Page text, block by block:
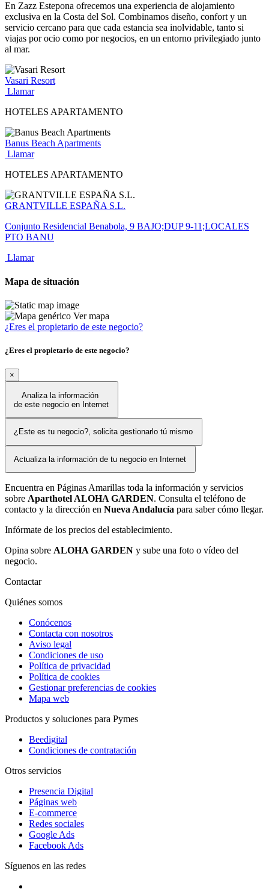
En Zazz Estepona ofrecemos una experiencia de alojamiento
exclusiva en la Costa del Sol. Combinamos diseño, confort y un
servicio cercano para que cada estancia sea inolvidable, tanto si
viajas por ocio como por negocios, en un entorno privilegiado junto
al mar.
Vasari Resort
Llamar
HOTELES APARTAMENTO
Banus Beach Apartments
Llamar
HOTELES APARTAMENTO
GRANTVILLE ESPAÑA S.L.
Conjunto Residencial Benabola, 9 BAJO;DUP 9-11;LOCALES
PTO BANU
Llamar
Mapa de situación
Ver mapa
¿Eres el propietario de este negocio?
¿Eres el propietario de este negocio?
×
Analiza la información
de este negocio en Internet
¿Este es tu negocio?, solicita gestionarlo tú mismo
Actualiza la información de tu negocio en Internet
Encuentra en Páginas Amarillas toda la información y servicios
sobre Aparthotel ALOHA GARDEN. Consulta el teléfono de
contacto y la dirección en Nueva Andalucía para saber cómo llegar.
Infórmate de los precios del establecimiento.
Opina sobre ALOHA GARDEN y sube una foto o vídeo del
negocio.
Contactar
Quiénes somos
Conócenos
Contacta con nosotros
Aviso legal
Condiciones de uso
Política de privacidad
Política de cookies
Gestionar preferencias de cookies
Mapa web
Productos y soluciones para Pymes
Beedigital
Condiciones de contratación
Otros servicios
Presencia Digital
Páginas web
E-commerce
Redes sociales
Google Ads
Facebook Ads
Síguenos en las redes